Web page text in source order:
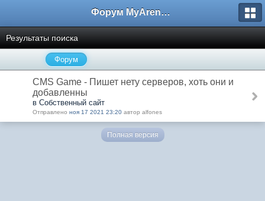
Форум MyArena.ru
Результаты поиска
Форум
CMS Game - Пишет нету серверов, хоть они и
добавленны
в Собственный сайт
Отправлено ноя 17 2021 23:20 автор alfones
Полная версия